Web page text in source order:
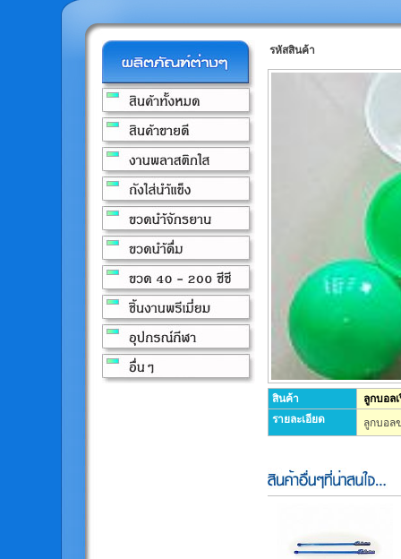
รหัสสินค้า
สินค้า
ลูกบอล
รายละเอียด
ลูกบอล